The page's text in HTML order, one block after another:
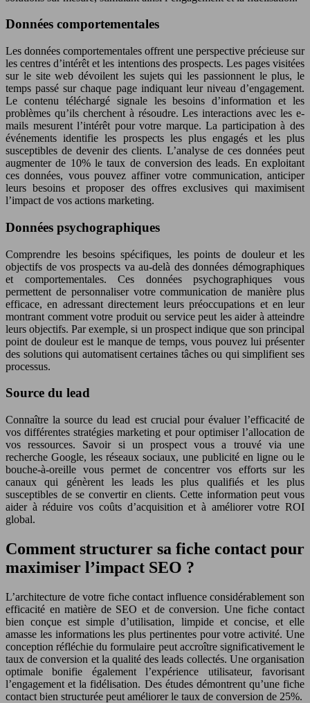
Données comportementales
Les données comportementales offrent une perspective précieuse sur
les centres d’intérêt et les intentions des prospects. Les pages visitées
sur le site web dévoilent les sujets qui les passionnent le plus, le
temps passé sur chaque page indiquant leur niveau d’engagement.
Le contenu téléchargé signale les besoins d’information et les
problèmes qu’ils cherchent à résoudre. Les interactions avec les e-
mails mesurent l’intérêt pour votre marque. La participation à des
événements identifie les prospects les plus engagés et les plus
susceptibles de devenir des clients. L’analyse de ces données peut
augmenter de 10% le taux de conversion des leads. En exploitant
ces données, vous pouvez affiner votre communication, anticiper
leurs besoins et proposer des offres exclusives qui maximisent
l’impact de vos actions marketing.
Données psychographiques
Comprendre les besoins spécifiques, les points de douleur et les
objectifs de vos prospects va au-delà des données démographiques
et comportementales. Ces données psychographiques vous
permettent de personnaliser votre communication de manière plus
efficace, en adressant directement leurs préoccupations et en leur
montrant comment votre produit ou service peut les aider à atteindre
leurs objectifs. Par exemple, si un prospect indique que son principal
point de douleur est le manque de temps, vous pouvez lui présenter
des solutions qui automatisent certaines tâches ou qui simplifient ses
processus.
Source du lead
Connaître la source du lead est crucial pour évaluer l’efficacité de
vos différentes stratégies marketing et pour optimiser l’allocation de
vos ressources. Savoir si un prospect vous a trouvé via une
recherche Google, les réseaux sociaux, une publicité en ligne ou le
bouche-à-oreille vous permet de concentrer vos efforts sur les
canaux qui génèrent les leads les plus qualifiés et les plus
susceptibles de se convertir en clients. Cette information peut vous
aider à réduire vos coûts d’acquisition et à améliorer votre ROI
global.
Comment structurer sa fiche contact pour
maximiser l’impact SEO ?
L’architecture de votre fiche contact influence considérablement son
efficacité en matière de SEO et de conversion. Une fiche contact
bien conçue est simple d’utilisation, limpide et concise, et elle
amasse les informations les plus pertinentes pour votre activité. Une
conception réfléchie du formulaire peut accroître significativement le
taux de conversion et la qualité des leads collectés. Une organisation
optimale bonifie également l’expérience utilisateur, favorisant
l’engagement et la fidélisation. Des études démontrent qu’une fiche
contact bien structurée peut améliorer le taux de conversion de 25%.